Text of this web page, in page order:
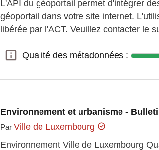
L'API du géoportail permet d'intégrer
géoportail dans votre site internet.
libérée par l'ACT. Veuillez contacter le
Qualité des métadonnées :
Qualité des métadonnées :
Environnement et urbanisme -
Par Ville de Luxembourg
Environnement Ville de Luxembourg